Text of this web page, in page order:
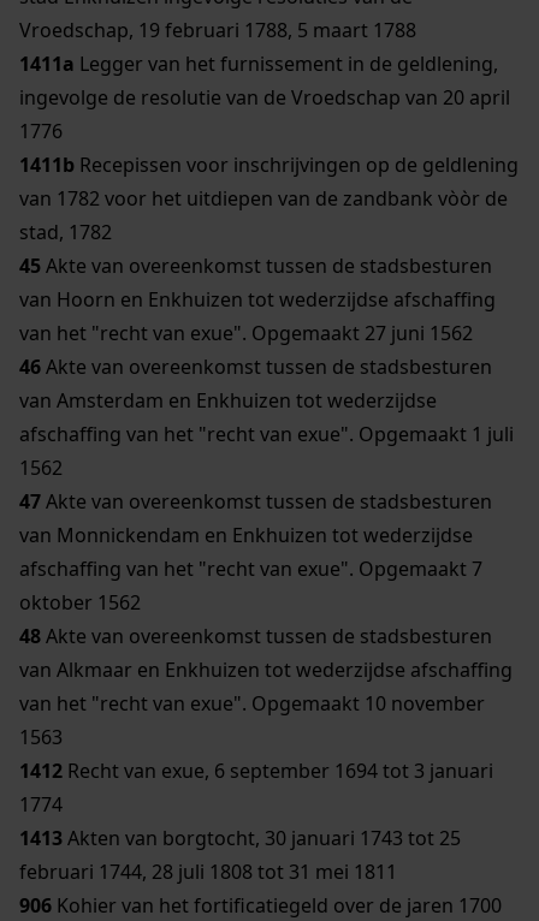
Vroedschap, 19 februari 1788, 5 maart 1788
1411a Legger van het furnissement in de geldlening,
ingevolge de resolutie van de Vroedschap van 20 april
1776
1411b Recepissen voor inschrijvingen op de geldlening
van 1782 voor het uitdiepen van de zandbank vòòr de
stad, 1782
45Akte van overeenkomst tussen de stadsbesturen
van Hoorn en Enkhuizen tot wederzijdse afschaffing
van het "recht van exue". Opgemaakt 27 juni 1562
46Akte van overeenkomst tussen de stadsbesturen
van Amsterdam en Enkhuizen tot wederzijdse
afschaffing van het "recht van exue". Opgemaakt 1 juli
1562
47Akte van overeenkomst tussen de stadsbesturen
van Monnickendam en Enkhuizen tot wederzijdse
afschaffing van het "recht van exue". Opgemaakt 7
oktober 1562
48Akte van overeenkomst tussen de stadsbesturen
van Alkmaar en Enkhuizen tot wederzijdse afschaffing
van het "recht van exue". Opgemaakt 10 november
1563
1412 Recht van exue, 6 september 1694 tot 3 januari
1774
1413Akten van borgtocht, 30 januari 1743 tot 25
februari 1744, 28 juli 1808 tot 31 mei 1811
906 Kohier van het fortificatiegeld over de jaren 1700